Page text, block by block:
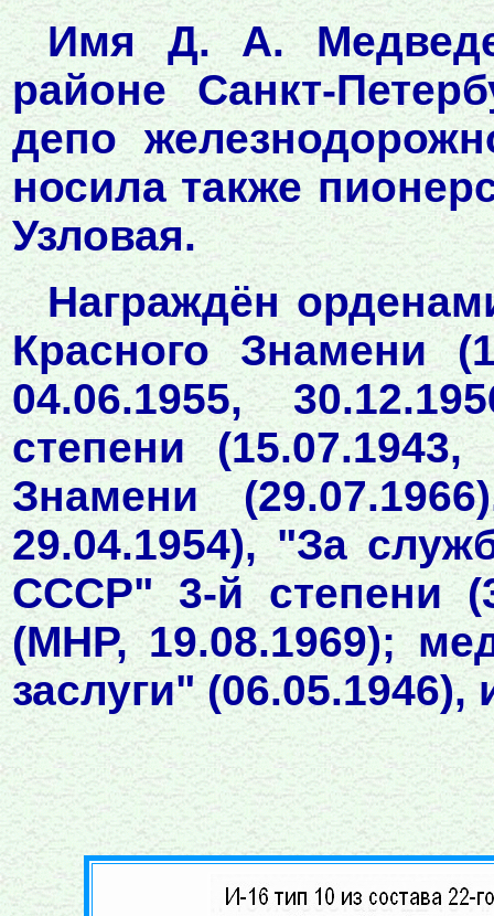
Имя Д. А.
районе Санкт-
депо
носила также
Узловая.
Награждён
Красного Знамени
04.06.1955,
степени (15.07.1943,
Знамени
29.04.1954), "За
СССР" 3-й степени
(МНР, 19.08.1969);
заслуги"